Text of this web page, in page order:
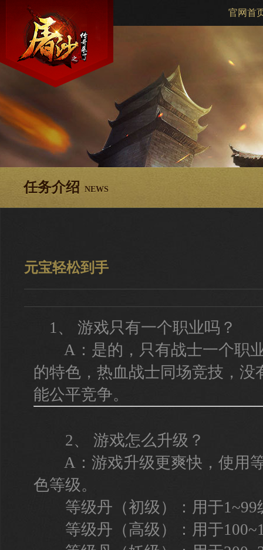
官网首
任务介绍 NEWS
元宝轻松到手
1、 游戏只有一个职业吗？
A：是的，只有战士一个职
的特色，热血战士同场竞技，没
能公平竞争。
2、 游戏怎么升级？
A：游戏升级更爽快，使用等
色等级。
等级丹（初级）：用于1~99
等级丹（高级）：用于